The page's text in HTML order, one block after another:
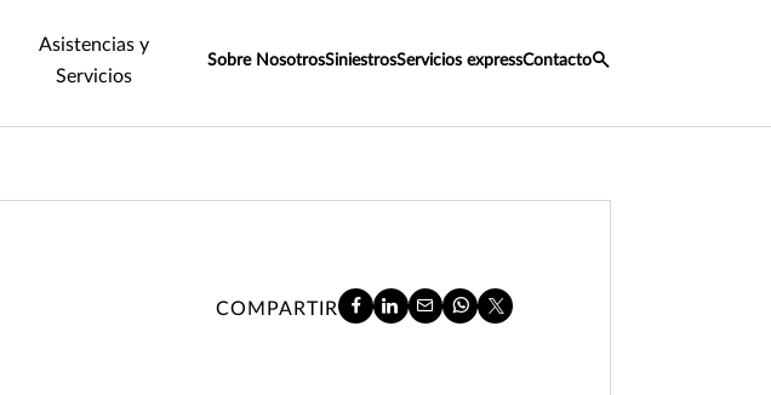
Asistencias y
Servicios
Sobre NosotrosSiniestrosServicios expressContacto
COMPARTIR